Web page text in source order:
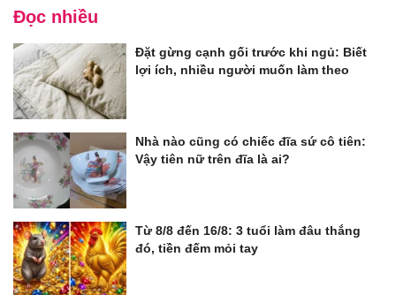
Đọc nhiều
Đặt gừng cạnh gối trước khi ngủ: Biết
lợi ích, nhiều người muốn làm theo
Nhà nào cũng có chiếc đĩa sứ cô tiên:
Vậy tiên nữ trên đĩa là ai?
Từ 8/8 đến 16/8: 3 tuổi làm đâu thắng
đó, tiền đếm mỏi tay